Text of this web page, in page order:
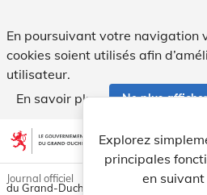
En poursuivant votre navigation
cookies soient utilisés afin
utilisateur.
En savoir plus
Ne plus
Aller au contenu account_circle
Explorez
principales
en
Journal officiel
du Grand-Duché de Luxembourg